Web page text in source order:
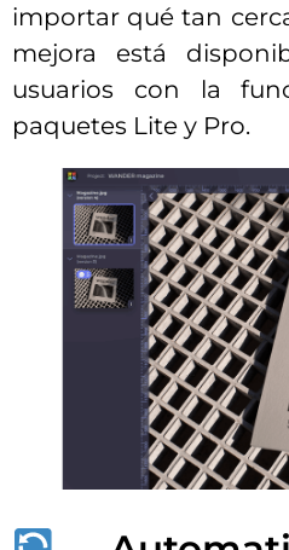
importar qué tan
mejora está
usuarios con la
paquetes Lite y Pro.